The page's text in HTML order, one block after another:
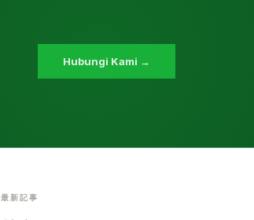
Hubungi Kami →
最新記事